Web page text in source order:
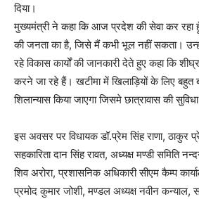
दिया।
मुख्यमंत्री ने कहा कि आज प्रदेश की सेवा कर रहा
की जनता का है, जिसे मैं कभी भूल नहीं सकता।
रहे विकास कार्यों की जानकारी देते हुए कहा कि
करने जा रहे हैं। खटीमा में खिलाड़ियों के लिए बहुत
शिलान्यास किया जाएगा जिसमे छात्रावास की सुविधा
इस अवसर पर विधायक डॉ.प्रेम सिंह राणा, ठाकुर
सहकारिता दान सिंह रावत, अध्यक्ष मण्डी समिति
शिव अरोरा, प्रशासनिक अधिकारी सीएम कैम्प
प्रमोद कुमार जोशी, मण्डल अध्यक्ष नवीन कन्याल,